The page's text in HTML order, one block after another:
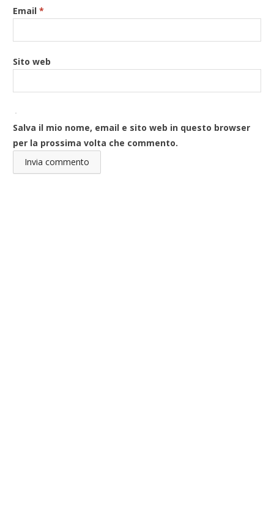
Email*
Sito web
Salva il mio nome, email e sito web in questo browser
per la prossima volta che commento.